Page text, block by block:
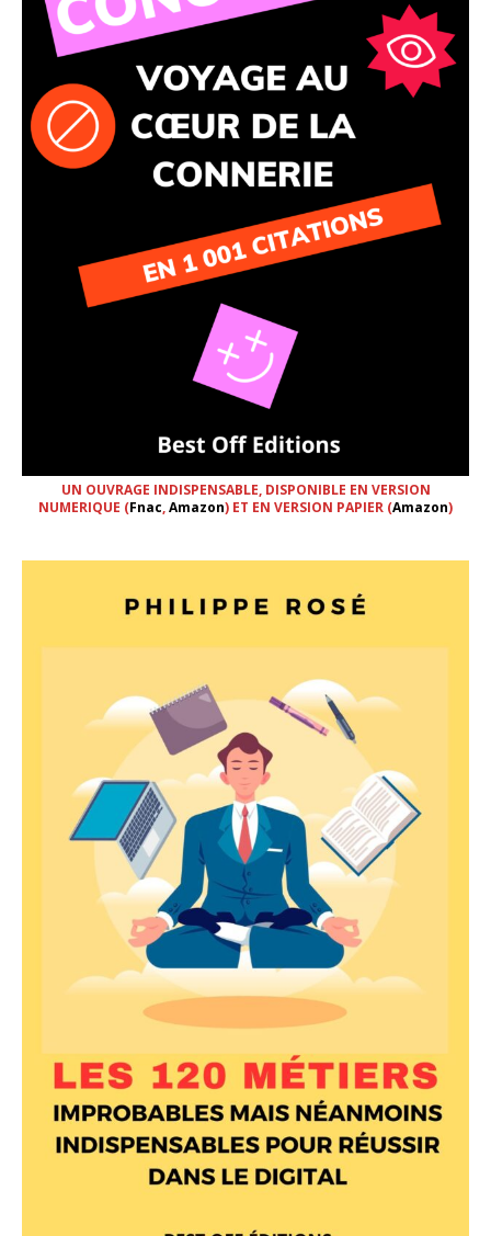
UN OUVRAGE INDISPENSABLE, DISPONIBLE EN VERSION
NUMERIQUE (Fnac,Amazon) ET EN VERSION PAPIER (Amazon)